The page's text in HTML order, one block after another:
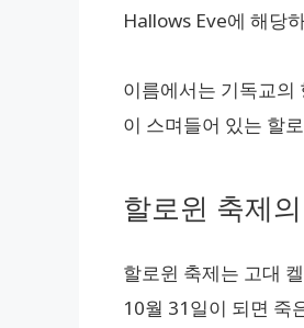
Hallows Eve에 해당
이름에서는 기독교의
이 스며들어 있는 할
할로윈 축제
할로윈 축제는 고대
10월 31일이 되면 죽